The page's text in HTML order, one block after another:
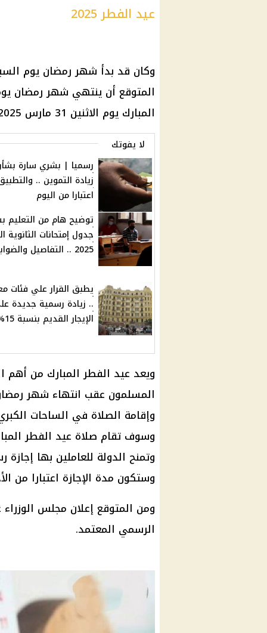
عيد الفطر 2025
وكان قد بدأ شهر رمضان يوم
المتوقع أن ينتهي شهر رمضان يوم
المبارك يوم الاثنين 31 مارس 2025
لا يفوتك
رسميا | بشري سارة
زيادة التموين ..
اعتبارا من اليوم
توضيح هام من التعليم
جدول إمتحانات الثانوية
2025 .. التفاصيل والضوابط
يطبق القرار علي فئات
.. زيادة رسمية جديدة
الإيجار القديم بنسبة 15%
ويعد عيد الفطر المبارك من أهم
المسلمون عقب انتهاء شهر
وإقامة الصلاة في الساحات
وسوف تقام صلاة عيد الفطر
وتمنح الدولة للعاملين بها إجازة
وستكون مدة الإجازة اعتبارا من الأحد 30 مارس حتي الثلاثاء
ومن المتوقع إعلان مجلس الوزراء
الرسمي المعتمد.